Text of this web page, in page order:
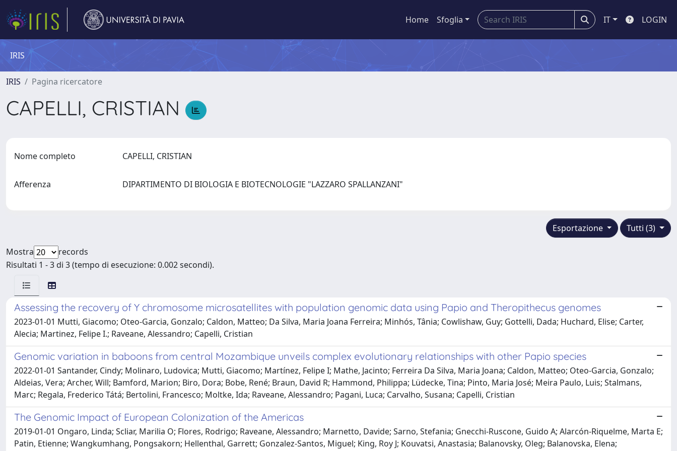
Home Sfoglia IT LOGIN
IRIS
IRIS Pagina ricercatore
CAPELLI, CRISTIAN
Nome completo CAPELLI, CRISTIAN
Afferenza DIPARTIMENTO DI BIOLOGIA E BIOTECNOLOGIE "LAZZARO SPALLANZANI"
Tutti (3)
Esportazione
Mostra
records
Risultati 1 - 3 di 3 (tempo di esecuzione: 0.002 secondi).
Assessing the recovery of Y chromosome microsatellites with population genomic data using Papio and Theropithecus genomes
2023-01-01 Mutti, Giacomo; Oteo-Garcia, Gonzalo; Caldon, Matteo; Da Silva, Maria Joana Ferreira; Minhós, Tânia; Cowlishaw, Guy; Gottelli, Dada; Huchard, Elise; Carter,
Alecia; Martinez, Felipe I.; Raveane, Alessandro; Capelli, Cristian
Genomic variation in baboons from central Mozambique unveils complex evolutionary relationships with other Papio species
2022-01-01 Santander, Cindy; Molinaro, Ludovica; Mutti, Giacomo; Martínez, Felipe I; Mathe, Jacinto; Ferreira Da Silva, Maria Joana; Caldon, Matteo; Oteo-Garcia, Gonzalo;
Aldeias, Vera; Archer, Will; Bamford, Marion; Biro, Dora; Bobe, René; Braun, David R; Hammond, Philippa; Lüdecke, Tina; Pinto, Maria José; Meira Paulo, Luis; Stalmans,
Marc; Regala, Frederico Tátá; Bertolini, Francesco; Moltke, Ida; Raveane, Alessandro; Pagani, Luca; Carvalho, Susana; Capelli, Cristian
The Genomic Impact of European Colonization of the Americas
2019-01-01 Ongaro, Linda; Scliar, Marilia O; Flores, Rodrigo; Raveane, Alessandro; Marnetto, Davide; Sarno, Stefania; Gnecchi-Ruscone, Guido A; Alarcón-Riquelme, Marta E;
Patin, Etienne; Wangkumhang, Pongsakorn; Hellenthal, Garrett; Gonzalez-Santos, Miguel; King, Roy J; Kouvatsi, Anastasia; Balanovsky, Oleg; Balanovska, Elena;